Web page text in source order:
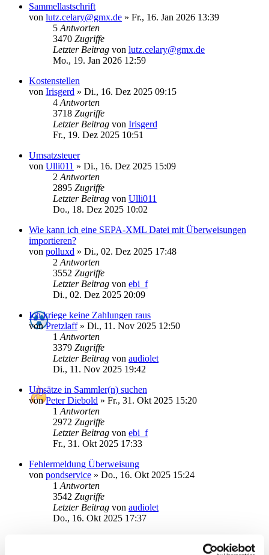
Sammellastschrift
von lutz.celary@gmx.de » Fr., 16. Jan 2026 13:39
5 Antworten
3470 Zugriffe
Letzter Beitrag von lutz.celary@gmx.de
Mo., 19. Jan 2026 12:59
Kostenstellen
von Irisgerd » Di., 16. Dez 2025 09:15
4 Antworten
3718 Zugriffe
Letzter Beitrag von Irisgerd
Fr., 19. Dez 2025 10:51
Umsatzsteuer
von Ulli011 » Di., 16. Dez 2025 15:09
2 Antworten
2895 Zugriffe
Letzter Beitrag von Ulli011
Do., 18. Dez 2025 10:02
Wie kann ich eine SEPA-XML Datei mit Überweisungen
importieren?
von polluxd » Di., 02. Dez 2025 17:48
2 Antworten
3552 Zugriffe
Letzter Beitrag von ebi_f
Di., 02. Dez 2025 20:09
Ich kriege keine Zahlungen raus
vonPretzlaff» Di., 11. Nov 2025 12:50
1 Antworten
3379 Zugriffe
Letzter Beitrag von audiolet
Di., 11. Nov 2025 19:42
Umsätze in Sammler(n) suchen
vonPeter Diebold » Fr., 31. Okt 2025 15:20
1 Antworten
2972 Zugriffe
Letzter Beitrag von ebi_f
Fr., 31. Okt 2025 17:33
Fehlermeldung Überweisung
von pondservice » Do., 16. Okt 2025 15:24
1 Antworten
3542 Zugriffe
Letzter Beitrag von audiolet
Do., 16. Okt 2025 17:37